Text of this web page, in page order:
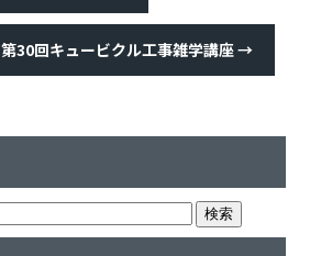
第30回キュービクル工事雑学講座→